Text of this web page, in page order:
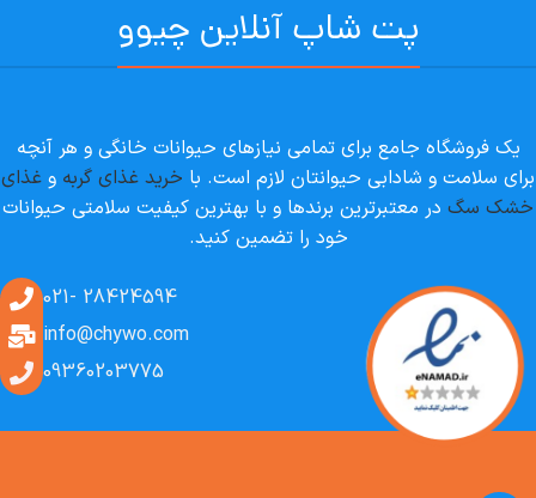
پت شاپ آنلاین چیوو
یک فروشگاه جامع برای تمامی نیازهای حیوانات خانگی و هر آنچه
برای سلامت و شادابی حیوانتان لازم است. با خرید غذای گربه و غذای
خشک سگ در معتبرترین برندها و با بهترین کیفیت سلامتی حیوانات
خود را تضمین کنید.
28424594 -021
info@chywo.com
09360203775